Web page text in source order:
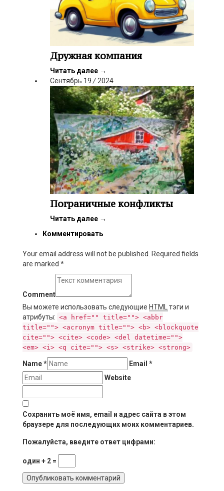
Дружная компания
Читать далее →
Сентябрь 19 / 2024
Пограничные конфликты
Читать далее →
Комментировать
Your email address will not be published. Required fields
are marked *
Comment
Вы можете использовать следующие HTML
тэги и
атрибуты: <a href="" title=""> <abbr
title=""> <acronym title=""> <b> <blockquote
cite=""> <cite> <code> <del datetime="">
<em> <i> <q cite=""> <s> <strike> <strong>
Name* Email *
Website
Сохранить моё имя, email и адрес сайта в этом
браузере для последующих моих комментариев.
Пожалуйста, введите ответ цифрами:
один + 2 =